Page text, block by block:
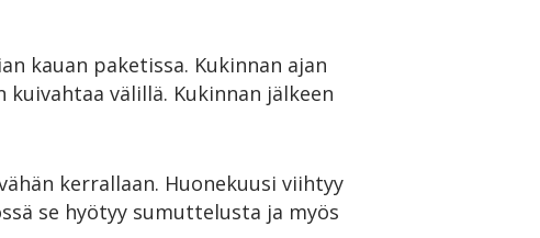
kauan paketissa. Kukinnan ajan
välillä. Kukinnan jälkeen
kerrallaan. Huonekuusi viihtyy
se hyötyy sumuttelusta ja myös